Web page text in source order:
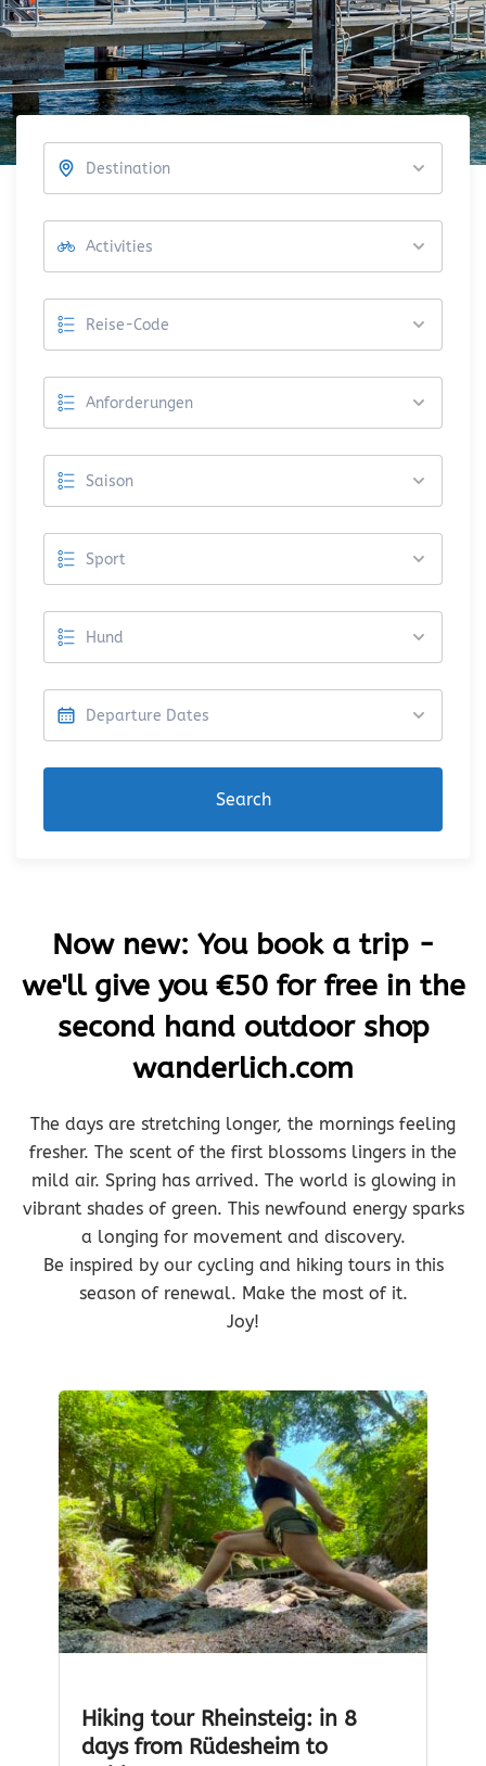
Search
Now new: You book a trip -
we'll give you €50 for free in the
second hand outdoor shop
wanderlich.com
The days are stretching longer, the mornings feeling
fresher. The scent of the first blossoms lingers in the
mild air. Spring has arrived. The world is glowing in
vibrant shades of green. This newfound energy sparks
a longing for movement and discovery.
Be inspired by our cycling and hiking tours in this
season of renewal. Make the most of it.
Joy!
Hiking tour Rheinsteig: in 8
days from Rüdesheim to